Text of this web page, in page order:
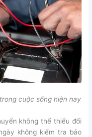
cuộc sống hiện nay
không thể thiểu đối
không kiểm tra bảo